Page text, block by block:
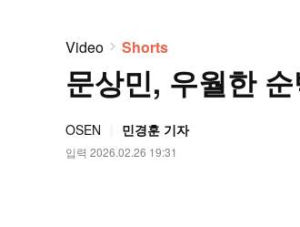
Video Shorts
문상민, 우월한
OSEN 민경훈 기자
입력 2026.02.26 19:31